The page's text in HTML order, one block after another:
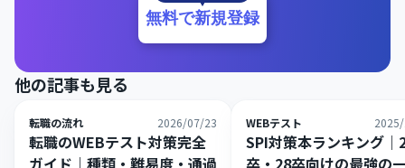
無料で新規登録
他の記事も見る
転職の流れ 2026/07/23
転職のWEBテスト対策完全
ガイド｜種類・難易度・通過
WEBテスト
SPI対策本ランキング｜
卒・28卒向けの最強の